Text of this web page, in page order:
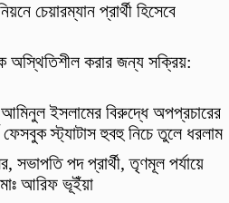
চেয়ারম্যান প্রার্থী হিসেবে
অস্থিতিশীল করার জন্য সক্রিয়:
আমিনুল ইসলামের বিরুদ্ধে অপপ্রচারের
স্ট্যাটাস হুবহু নিচে তুলে
সভাপতি পদ প্রার্থী, তৃণমূল পর্যায়ে
আরিফ ভূইঁয়া